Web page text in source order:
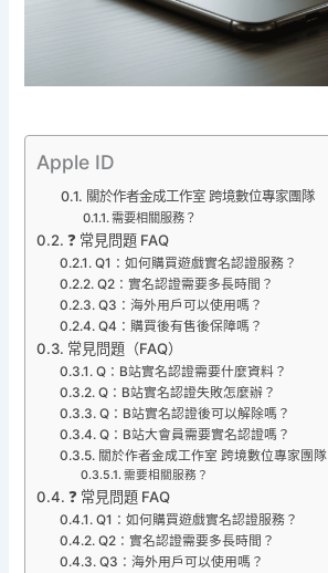
Apple ID
關於作者金成工作室 跨境數位專家團隊
需要相關服務？
❓ 常見問題 FAQ
Q1：如何購買遊戲實名認證服務？
Q2：實名認證需要多長時間？
Q3：海外用戶可以使用嗎？
Q4：購買後有售後保障嗎？
常見問題（FAQ）
Q：B站實名認證需要什麼資料？
Q：B站實名認證失敗怎麼辦？
Q：B站實名認證後可以解除嗎？
Q：B站大會員需要實名認證嗎？
關於作者金成工作室 跨境數位專家團隊
需要相關服務？
❓ 常見問題 FAQ
Q1：如何購買遊戲實名認證服務？
Q2：實名認證需要多長時間？
Q3：海外用戶可以使用嗎？